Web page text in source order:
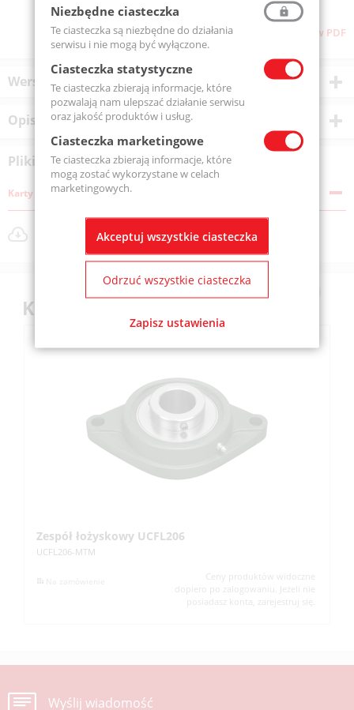
Pliki do pobrania Pobierz stronę w PDF
Wersje produktu
Opis produktu
Pliki do pobrania
Karty katalogowe
Rozmiar pliku: 22 KB
Klienci kupili również
Zespół łożyskowy UCFL206
UCFL206-MTM
Ceny produktów widoczne
dopiero po zalogowaniu. Jeżeli nie
posiadasz konta, zarejestruj się.
Wyślij wiadomość
Niezbędne ciasteczka
Te ciasteczka są niezbędne do działania
serwisu i nie mogą być wyłączone.
Ciasteczka statystyczne
Te ciasteczka zbierają informacje, które
pozwalają nam ulepszać działanie serwisu
oraz jakość produktów i usług.
Ciasteczka marketingowe
Te ciasteczka zbierają informacje, które
mogą zostać wykorzystane w celach
marketingowych.
Akceptuj wszystkie ciasteczka
Odrzuć wszystkie ciasteczka
Zapisz ustawienia